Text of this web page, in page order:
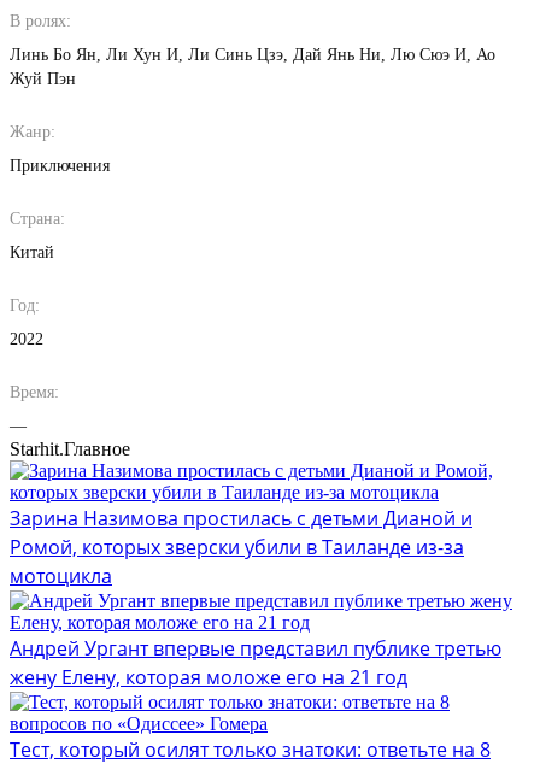
В ролях:
Линь Бо Ян Ли Хун И Ли Синь Цзэ Дай Янь Ни Лю Сюэ И Ао
Жуй Пэн
Жанр:
Приключения
Страна:
Китай
Год:
2022
Время:
—
Starhit.Главное
Зарина Назимова простилась с детьми Дианой и
Ромой, которых зверски убили в Таиланде из-за
мотоцикла
Андрей Ургант впервые представил публике третью
жену Елену, которая моложе его на 21 год
Тест, который осилят только знатоки: ответьте на 8